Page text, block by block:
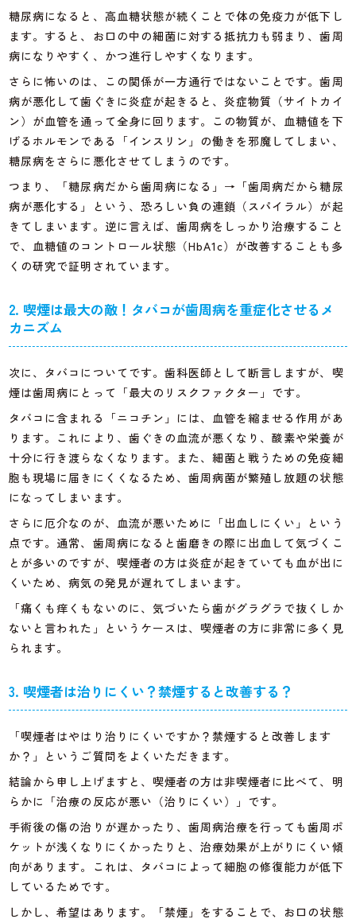
糖尿病になると、高血糖状態が続くことで体の免疫力が低下し
ます。すると、お口の中の細菌に対する抵抗力も弱まり、歯周
病になりやすく、かつ進行しやすくなります。
さらに怖いのは、この関係が一方通行ではないことです。歯周
病が悪化して歯ぐきに炎症が起きると、炎症物質（サイトカイ
ン）が血管を通って全身に回ります。この物質が、血糖値を下
げるホルモンである「インスリン」の働きを邪魔してしまい、
糖尿病をさらに悪化させてしまうのです。
つまり、「糖尿病だから歯周病になる」→「歯周病だから糖尿
病が悪化する」という、恐ろしい負の連鎖（スパイラル）が起
きてしまいます。逆に言えば、歯周病をしっかり治療すること
で、血糖値のコントロール状態（HbA1c）が改善することも多
くの研究で証明されています。
2. 喫煙は最大の敵！タバコが歯周病を重症化させるメ
カニズム
次に、タバコについてです。歯科医師として断言しますが、喫
煙は歯周病にとって「最大のリスクファクター」です。
タバコに含まれる「ニコチン」には、血管を縮ませる作用があ
ります。これにより、歯ぐきの血流が悪くなり、酸素や栄養が
十分に行き渡らなくなります。また、細菌と戦うための免疫細
胞も現場に届きにくくなるため、歯周病菌が繁殖し放題の状態
になってしまいます。
さらに厄介なのが、血流が悪いために「出血しにくい」という
点です。通常、歯周病になると歯磨きの際に出血して気づくこ
とが多いのですが、喫煙者の方は炎症が起きていても血が出に
くいため、病気の発見が遅れてしまいます。
「痛くも痒くもないのに、気づいたら歯がグラグラで抜くしか
ないと言われた」というケースは、喫煙者の方に非常に多く見
られます。
3. 喫煙者は治りにくい？禁煙すると改善する？
「喫煙者はやはり治りにくいですか？禁煙すると改善します
か？」というご質問をよくいただきます。
結論から申し上げますと、喫煙者の方は非喫煙者に比べて、明
らかに「治療の反応が悪い（治りにくい）」です。
手術後の傷の治りが遅かったり、歯周病治療を行っても歯周ポ
ケットが浅くなりにくかったりと、治療効果が上がりにくい傾
向があります。これは、タバコによって細胞の修復能力が低下
しているためです。
しかし、希望はあります。「禁煙」をすることで、お口の状態